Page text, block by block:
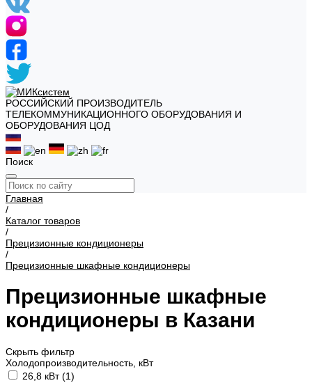
РОССИЙСКИЙ ПРОИЗВОДИТЕЛЬ
ТЕЛЕКОММУНИКАЦИОННОГО ОБОРУДОВАНИЯ И
ОБОРУДОВАНИЯ ЦОД
Поиск
Главная
/
Каталог товаров
/
Прецизионные кондиционеры
/
Прецизионные шкафные кондиционеры
Прецизионные шкафные
кондиционеры в Казани
Скрыть фильтр
Холодопроизводительность, кВт
26,8 кВт (1)